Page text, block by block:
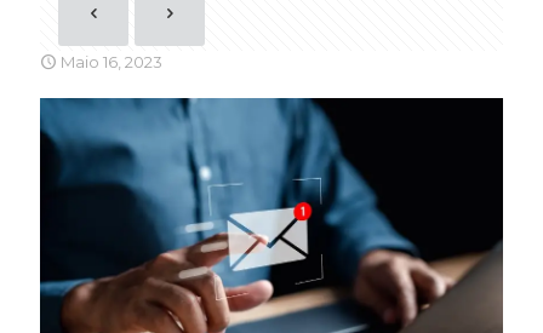
Maio 16, 2023